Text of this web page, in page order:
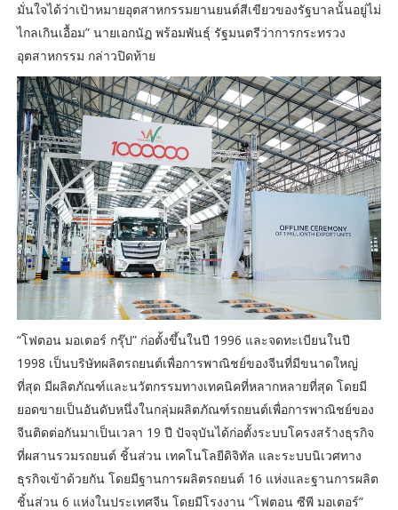
มั่นใจได้ว่าเป้าหมายอุตสาหกรรมยานยนต์สีเขียวของรัฐบาลนั้นอยู่ไม่
ไกลเกินเอื้อม” นายเอกนัฏ พร้อมพันธุ์ รัฐมนตรีว่าการกระทรวง
อุตสาหกรรม กล่าวปิดท้าย
“โฟตอน มอเตอร์ กรุ๊ป” ก่อตั้งขึ้นในปี 1996 และจดทะเบียนในปี
1998 เป็นบริษัทผลิตรถยนต์เพื่อการพาณิชย์ของจีนที่มีขนาดใหญ่
ที่สุด มีผลิตภัณฑ์และนวัตกรรมทางเทคนิคที่หลากหลายที่สุด โดยมี
ยอดขายเป็นอันดับหนึ่งในกลุ่มผลิตภัณฑ์รถยนต์เพื่อการพาณิชย์ของ
จีนติดต่อกันมาเป็นเวลา 19 ปี ปัจจุบันได้ก่อตั้งระบบโครงสร้างธุรกิจ
ที่ผสานรวมรถยนต์ ชิ้นส่วน เทคโนโลยีดิจิทัล และระบบนิเวศทาง
ธุรกิจเข้าด้วยกัน โดยมีฐานการผลิตรถยนต์ 16 แห่งและฐานการผลิต
ชิ้นส่วน 6 แห่งในประเทศจีน โดยมีโรงงาน “โฟตอน ซีพี มอเตอร์”